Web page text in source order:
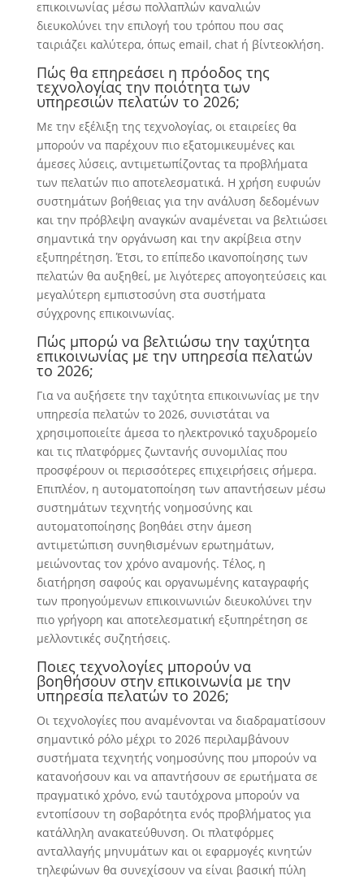
επικοινωνίας μέσω πολλαπλών καναλιών
διευκολύνει την επιλογή του τρόπου που σας
ταιριάζει καλύτερα, όπως email, chat ή βίντεοκλήση.
Πώς θα επηρεάσει η πρόοδος της
τεχνολογίας την ποιότητα των
υπηρεσιών πελατών το 2026;
Με την εξέλιξη της τεχνολογίας, οι εταιρείες θα
μπορούν να παρέχουν πιο εξατομικευμένες και
άμεσες λύσεις, αντιμετωπίζοντας τα προβλήματα
των πελατών πιο αποτελεσματικά. Η χρήση ευφυών
συστημάτων βοήθειας για την ανάλυση δεδομένων
και την πρόβλεψη αναγκών αναμένεται να βελτιώσει
σημαντικά την οργάνωση και την ακρίβεια στην
εξυπηρέτηση. Έτσι, το επίπεδο ικανοποίησης των
πελατών θα αυξηθεί, με λιγότερες απογοητεύσεις και
μεγαλύτερη εμπιστοσύνη στα συστήματα
σύγχρονης επικοινωνίας.
Πώς μπορώ να βελτιώσω την ταχύτητα
επικοινωνίας με την υπηρεσία πελατών
το 2026;
Για να αυξήσετε την ταχύτητα επικοινωνίας με την
υπηρεσία πελατών το 2026, συνιστάται να
χρησιμοποιείτε άμεσα το ηλεκτρονικό ταχυδρομείο
και τις πλατφόρμες ζωντανής συνομιλίας που
προσφέρουν οι περισσότερες επιχειρήσεις σήμερα.
Επιπλέον, η αυτοματοποίηση των απαντήσεων μέσω
συστημάτων τεχνητής νοημοσύνης και
αυτοματοποίησης βοηθάει στην άμεση
αντιμετώπιση συνηθισμένων ερωτημάτων,
μειώνοντας τον χρόνο αναμονής. Τέλος, η
διατήρηση σαφούς και οργανωμένης καταγραφής
των προηγούμενων επικοινωνιών διευκολύνει την
πιο γρήγορη και αποτελεσματική εξυπηρέτηση σε
μελλοντικές συζητήσεις.
Ποιες τεχνολογίες μπορούν να
βοηθήσουν στην επικοινωνία με την
υπηρεσία πελατών το 2026;
Οι τεχνολογίες που αναμένονται να διαδραματίσουν
σημαντικό ρόλο μέχρι το 2026 περιλαμβάνουν
συστήματα τεχνητής νοημοσύνης που μπορούν να
κατανοήσουν και να απαντήσουν σε ερωτήματα σε
πραγματικό χρόνο, ενώ ταυτόχρονα μπορούν να
εντοπίσουν τη σοβαρότητα ενός προβλήματος για
κατάλληλη ανακατεύθυνση. Οι πλατφόρμες
ανταλλαγής μηνυμάτων και οι εφαρμογές κινητών
τηλεφώνων θα συνεχίσουν να είναι βασική πύλη